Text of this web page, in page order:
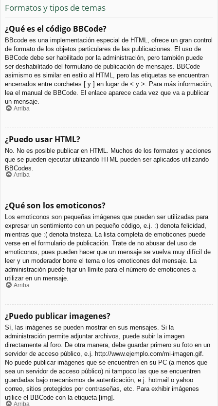
Formatos y tipos de temas
¿Qué es el código BBCode?
BBcode es una implementación especial de HTML, ofrece un gran control
de formato de los objetos particulares de las publicaciones. El uso de
BBCode debe ser habilitado por la administración, pero también puede
ser deshabilitado del formulario de publicación de mensajes. BBCode
asimismo es similar en estilo al HTML, pero las etiquetas se encuentran
encerrados entre corchetes [ y ] en lugar de < y >. Para más información,
lea el manual de BBCode. El enlace aparece cada vez que va a publicar
un mensaje.
Arriba
¿Puedo usar HTML?
No. No es posible publicar en HTML. Muchos de los formatos y acciones
que se pueden ejecutar utilizando HTML pueden ser aplicados utilizando
BBCodes.
Arriba
¿Qué son los emoticonos?
Los emoticonos son pequeñas imágenes que pueden ser utilizadas para
expresar un sentimiento con un pequeño código, e.j. :) denota felicidad,
mientras que :( denota tristeza. La lista completa de emoticones puede
verse en el formulario de publicación. Trate de no abusar del uso de
emoticonos, pues pueden hacer que un mensaje se vuelva muy difícil de
leer y un moderador borre el tema o los emoticones del mensaje. La
administración puede fijar un límite para el número de emoticones a
utilizar en un mensaje.
Arriba
¿Puedo publicar imagenes?
Sí, las imágenes se pueden mostrar en sus mensajes. Si la
administración permite adjuntar archivos, puede subir la imagen
directamente al foro. De otra manera, debe guardar primero su foto en un
servidor de acceso público, e.j. http://www.ejemplo.com/mi-imagen.gif.
No puede publicar imágenes que se encuentren en su PC (a menos que
sea un servidor de acceso público) ni tampoco las que se encuentren
guardadas bajo mecanismos de autenticación, e.j. hotmail o yahoo
correo, sitios protegidos por contraseñas, etc. Para exhibir imágenes
utilice el BBCode con la etiqueta [img].
Arriba